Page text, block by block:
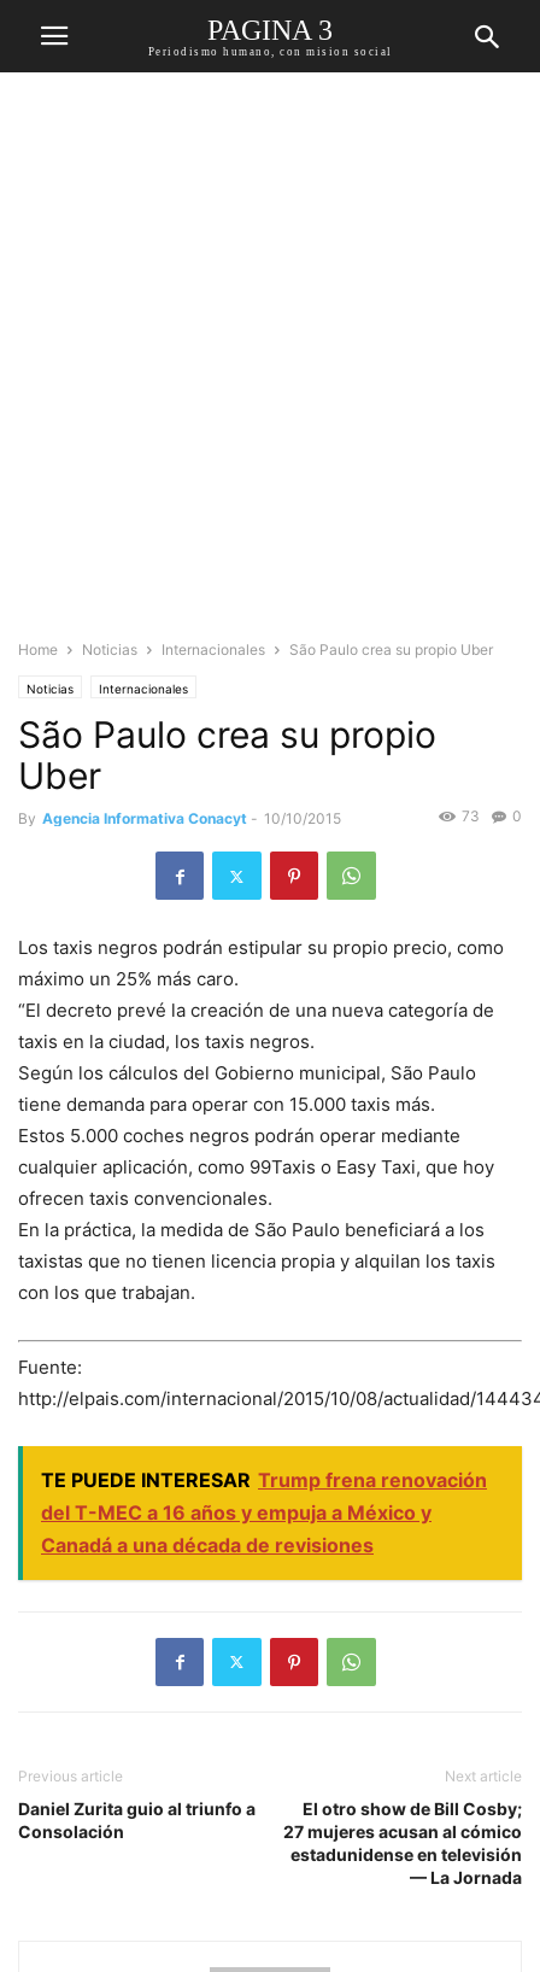
PAGINA 3
Periodismo humano, con mision social
Home Noticias Internacionales São Paulo crea su propio Uber
Noticias Internacionales
São Paulo crea su propio
Uber
By Agencia Informativa Conacyt - 10/10/2015 0
73
Los taxis negros podrán estipular su propio precio, como
máximo un 25% más caro.
“El decreto prevé la creación de una nueva categoría de
taxis en la ciudad, los taxis negros.
Según los cálculos del Gobierno municipal, São Paulo
tiene demanda para operar con 15.000 taxis más.
Estos 5.000 coches negros podrán operar mediante
cualquier aplicación, como 99Taxis o Easy Taxi, que hoy
ofrecen taxis convencionales.
En la práctica, la medida de São Paulo beneficiará a los
taxistas que no tienen licencia propia y alquilan los taxis
con los que trabajan.
Fuente:
http://elpais.com/internacional/2015/10/08/actualidad/
TE PUEDE INTERESAR Trump frena renovación
del T-MEC a 16 años y empuja a México y
Canadá a una década de revisiones
Previous article
Daniel Zurita guio al triunfo a
Consolación
Next article
El otro show de Bill Cosby;
27 mujeres acusan al cómico
estadunidense en televisión
— La Jornada